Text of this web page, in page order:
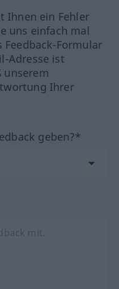
Ihnen ein Fehler
uns einfach mal
Formular
Adresse ist
Ihrer
geben?*